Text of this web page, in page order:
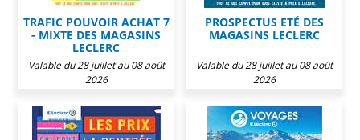
TRAFIC POUVOIR ACHAT 7
- MIXTE DES MAGASINS
LECLERC
Valable du 28 juillet au 08 août
2026
PROSPECTUS ETÉ DES
MAGASINS LECLERC
Valable du 28 juillet au 08 août
2026